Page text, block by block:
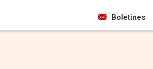
Boletines